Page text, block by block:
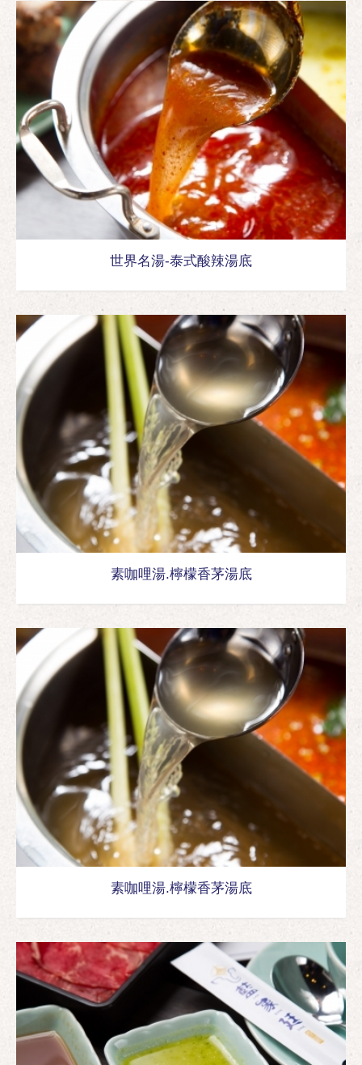
世界名湯-泰式酸辣湯底
素咖哩湯.檸檬香茅湯底
素咖哩湯.檸檬香茅湯底